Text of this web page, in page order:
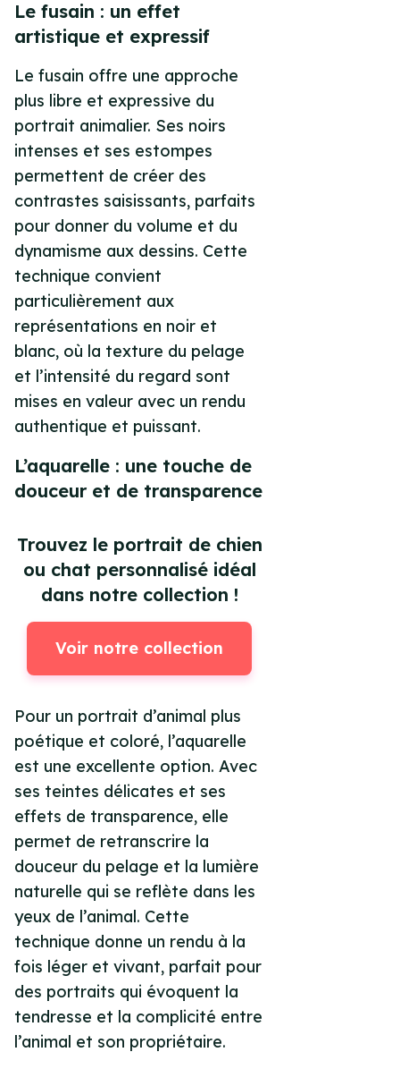
Le fusain : un effet
artistique et expressif
Le fusain offre une approche
plus libre et expressive du
portrait animalier. Ses noirs
intenses et ses estompes
permettent de créer des
contrastes saisissants, parfaits
pour donner du volume et du
dynamisme aux dessins. Cette
technique convient
particulièrement aux
représentations en noir et
blanc, où la texture du pelage
et l’intensité du regard sont
mises en valeur avec un rendu
authentique et puissant.
L’aquarelle : une touche de
douceur et de transparence
Trouvez le portrait de chien
ou chat personnalisé idéal
dans notre collection !
Voir notre collection
Pour un portrait d’animal plus
poétique et coloré, l’aquarelle
est une excellente option. Avec
ses teintes délicates et ses
effets de transparence, elle
permet de retranscrire la
douceur du pelage et la lumière
naturelle qui se reflète dans les
yeux de l’animal. Cette
technique donne un rendu à la
fois léger et vivant, parfait pour
des portraits qui évoquent la
tendresse et la complicité entre
l’animal et son propriétaire.